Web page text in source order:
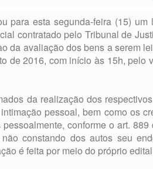
para esta segunda-feira (15)
contratado pelo Tribunal de
da avaliação dos bens a serem
de 2016, com início às 15h,
da realização dos
pessoal, bem como os
conforme o art.
constando dos autos seu
é feita por meio do próprio